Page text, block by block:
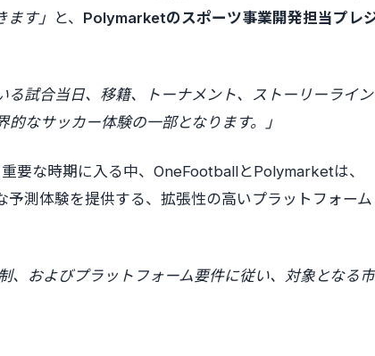
す」 と、 Polymarketのスポーツ事業開発担当プレ
試合当日、移籍、トーナメント、ストーリーライン
なサッカー体験の一部となります。」
要な時期に入る中、OneFootballとPolymarketは、
測体験を提供する、拡張性の高いプラットフォーム
およびプラットフォーム要件に従い、対象となる市